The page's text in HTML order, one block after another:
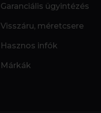
Garanciális ügyintézés
Visszáru, méretcsere
Hasznos infók
Márkák